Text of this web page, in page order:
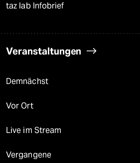
taz lab Infobrief
Veranstaltungen
Demnächst
Vor Ort
Live im Stream
Vergangene